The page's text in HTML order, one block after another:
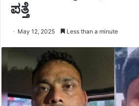
ಪತ್ತೆ
May 12, 2025 Less than a minute